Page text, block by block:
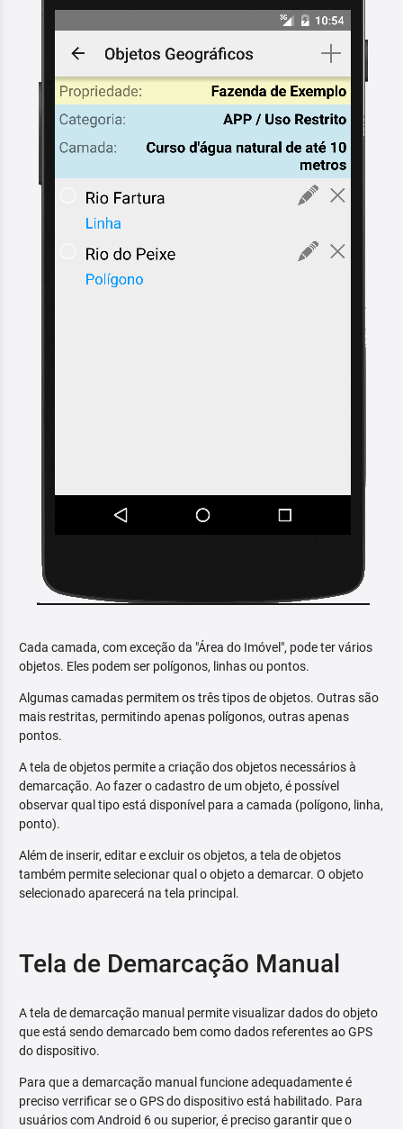
Cada camada, com exceção da "Área do Imóvel", pode ter vários
objetos. Eles podem ser polígonos, linhas ou pontos.
Algumas camadas permitem os três tipos de objetos. Outras são
mais restritas, permitindo apenas polígonos, outras apenas
pontos.
A tela de objetos permite a criação dos objetos necessários à
demarcação. Ao fazer o cadastro de um objeto, é possível
observar qual tipo está disponível para a camada (polígono, linha,
ponto).
Além de inserir, editar e excluir os objetos, a tela de objetos
também permite selecionar qual o objeto a demarcar. O objeto
selecionado aparecerá na tela principal.
Tela de Demarcação Manual
A tela de demarcação manual permite visualizar dados do objeto
que está sendo demarcado bem como dados referentes ao GPS
do dispositivo.
Para que a demarcação manual funcione adequadamente é
preciso verrificar se o GPS do dispositivo está habilitado. Para
usuários com Android 6 ou superior, é preciso garantir que o